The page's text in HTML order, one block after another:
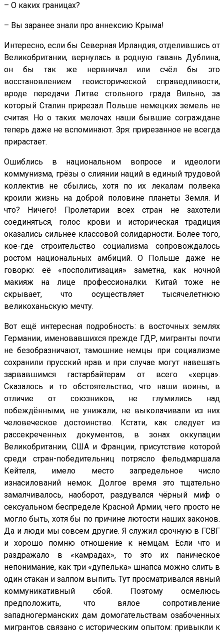
– О каких границах?
– Вы заранее знали про аннексию Крыма!
Интересно, если бы Северная Ирландия, отделившись от
Великобритании, вернулась в родную гавань Дублина,
он бы так же нервничал или счёл бы это
восстановлением геоисторической справедливости,
вроде передачи Литве стольного града Вильно, за
который Сталин прирезал Польше немецких земель не
считая. Но о таких мелочах наши бывшие сограждане
теперь даже не вспоминают. Зря: прирезанное не всегда
прирастает.
Ошиблись в национальном вопросе и идеологи
коммунизма, грёзы о слиянии наций в единый трудовой
коллектив не сбылись, хотя по их лекалам полвека
кроили жизнь на доброй половине планеты Земля. И
что? Ничего! Пролетарии всех стран не захотели
соединяться, голос крови и историческая традиция
оказались сильнее классовой солидарности. Более того,
кое-где строительство социализма сопровождалось
ростом национальных амбиций. О Польше даже не
говорю: её «посполитизация» заметна, как ночной
макияж на лице профессионалки. Китай тоже не
скрывает, что осуществляет тысячелетнюю
великоханьскую мечту.
Вот ещё интересная подробность: в восточных землях
Германии, именовавшихся прежде ГДР, мигранты почти
не безобразничают, тамошние немцы при социализме
сохранили прусский нрав и при случае могут навешать
зарвавшимся гастарбайтерам от всего «херца».
Сказалось и то обстоятельство, что наши воины, в
отличие от союзников, не глумились над
побеждёнными, не унижали, не выколачивали из них
человеческое достоинство. Кстати, как следует из
рассекреченных документов, в зонах оккупации
Великобритании, США и Франции, присутствие которой
среди стран-победительниц потрясло фельдмаршала
Кейтеля, имело место запредельное число
изнасилований немок. Долгое время это тщательно
замалчивалось, наоборот, раздувался чёрный миф о
сексуальном беспределе Красной Армии, чего просто не
могло быть, хотя бы по причине лютости наших законов.
Да и люди мы совсем другие. Я служил срочную в ГСВГ
и хорошо помню отношение к немцам. Если что и
раздражало в «камрадах», то это их паническое
непонимание, как три «дупелька» шнапса можно слить в
один стакан и залпом выпить. Тут просматривался явный
коммуникативный сбой. Поэтому осмелюсь
предположить, что вялое сопротивление
западногерманских дам домогательствам озабоченных
мигрантов связано с историческим опытом: привыкли к